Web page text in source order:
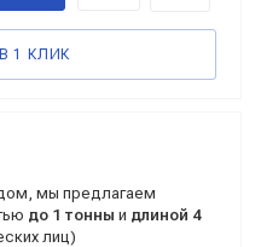
1 КЛИК
мы предлагаем
до 1 тонны и длиной 4
лиц)